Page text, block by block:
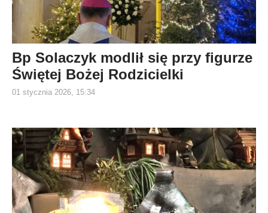
Bp Solaczyk modlił się przy figurze
Świętej Bożej Rodzicielki
01 stycznia 2026, 15:34